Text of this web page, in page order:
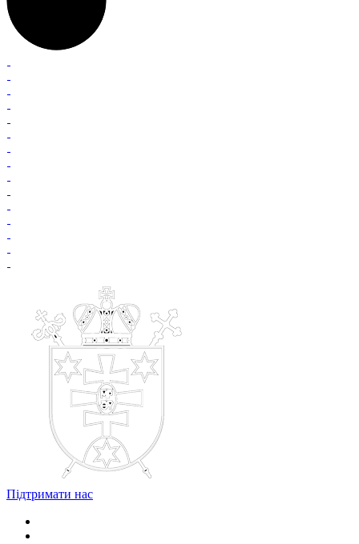
Підтримати нас